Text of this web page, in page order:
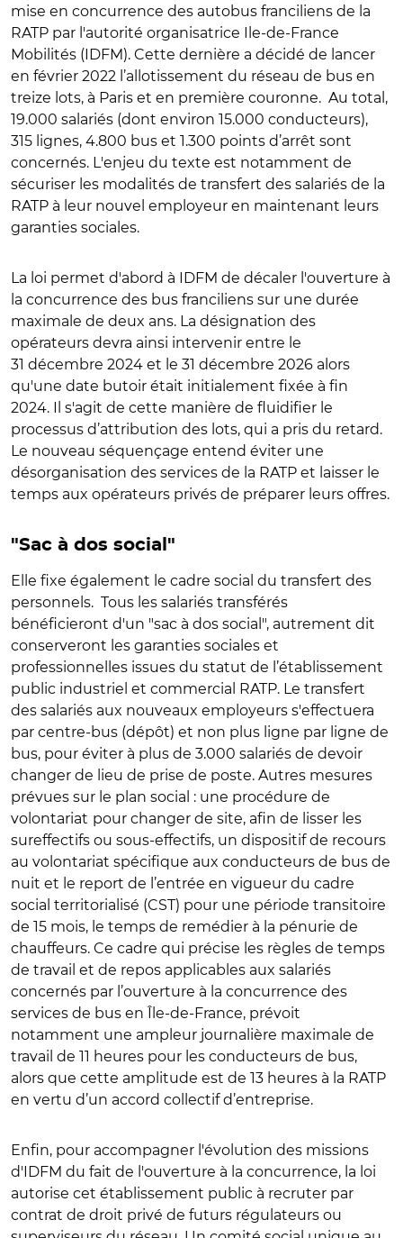
mise en concurrence des autobus franciliens de la
RATP par l'autorité organisatrice Ile-de-France
Mobilités (IDFM). Cette dernière a décidé de lancer
en février 2022 l’allotissement du réseau de bus en
treize lots, à Paris et en première couronne. Au total,
19.000 salariés (dont environ 15.000 conducteurs),
315 lignes, 4.800 bus et 1.300 points d’arrêt sont
concernés. L'enjeu du texte est notamment de
sécuriser les modalités de transfert des salariés de la
RATP à leur nouvel employeur en maintenant leurs
garanties sociales.
La loi permet d'abord à IDFM de décaler l'ouverture à
la concurrence des bus franciliens sur une durée
maximale de deux ans. La désignation des
opérateurs devra ainsi intervenir entre le
31 décembre 2024 et le 31 décembre 2026 alors
qu'une date butoir était initialement fixée à fin
2024. Il s'agit de cette manière de fluidifier le
processus d’attribution des lots, qui a pris du retard.
Le nouveau séquençage entend éviter une
désorganisation des services de la RATP et laisser le
temps aux opérateurs privés de préparer leurs offres.
"Sac à dos social"
Elle fixe également le cadre social du transfert des
personnels. Tous les salariés transférés
bénéficieront d'un "sac à dos social", autrement dit
conserveront les garanties sociales et
professionnelles issues du statut de l’établissement
public industriel et commercial RATP. L e transfert
des salariés aux nouveaux employeurs s'effectuera
par centre-bus (dépôt) et non plus ligne par ligne de
bus, pour éviter à plus de 3.000 salariés de devoir
changer de lieu de prise de poste. Autres mesures
prévues sur le plan social : une procédure de
volontariat pour changer de site, afin de lisser les
sureffectifs ou sous-effectifs, un dispositif de recours
au volontariat spécifique aux conducteurs de bus de
nuit et le report de l’entrée en vigueur du cadre
social territorialisé (CST) pour une période transitoire
de 15 mois, le temps de remédier à la pénurie de
chauffeurs. Ce cadre qui précise les règles de temps
de travail et de repos applicables aux salariés
concernés par l’ouverture à la concurrence des
services de bus en Île-de-France, prévoit
notamment une ampleur journalière maximale de
travail de 11 heures pour les conducteurs de bus,
alors que cette amplitude est de 13 heures à la RATP
en vertu d’un accord collectif d’entreprise.
Enfin, pour accompagner l'évolution des missions
d'IDFM du fait de l'ouverture à la concurrence, la loi
autorise cet établissement public à recruter par
contrat de droit privé de futurs régulateurs ou